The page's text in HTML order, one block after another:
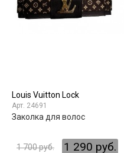
Louis Vuitton Lock
24691
Заколка для волос
1 700 руб. 1 290 руб.